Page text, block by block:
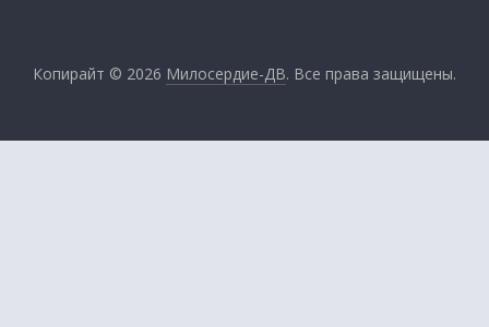
Копирайт © 2026 Милосердие-ДВ. Все права защищены.